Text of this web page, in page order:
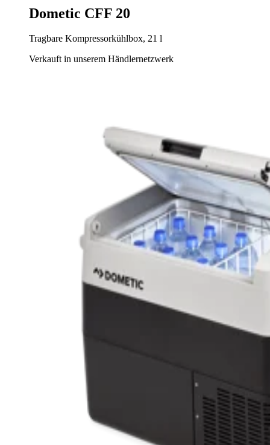
Dometic CFF 20
Tragbare Kompressorkühlbox, 21 l
Verkauft in unserem Händlernetzwerk